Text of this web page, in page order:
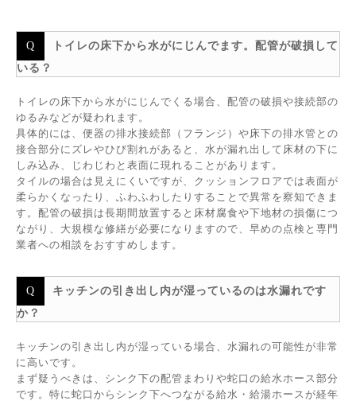
トイレの床下から水がにじんでます。配管が破損して
いる？
トイレの床下から水がにじんでくる場合、配管の破損や接続部の
ゆるみなどが疑われます。
具体的には、便器の排水接続部（フランジ）や床下の排水管との
接合部分にズレやひび割れがあると、水が漏れ出して床材の下に
しみ込み、じわじわと表面に現れることがあります。
タイルの場合は見えにくいですが、クッションフロアでは表面が
柔らかくなったり、ふわふわしたりすることで異常を察知できま
す。配管の破損は長期間放置すると床材腐食や下地材の損傷につ
ながり、大規模な修繕が必要になりますので、早めの点検と専門
業者への相談をおすすめします。
キッチンの引き出し内が湿っているのは水漏れです
か？
キッチンの引き出し内が湿っている場合、水漏れの可能性が非常
に高いです。
まず疑うべきは、シンク下の配管まわりや蛇口の給水ホース部分
です。特に蛇口からシンク下へつながる給水・給湯ホースが経年